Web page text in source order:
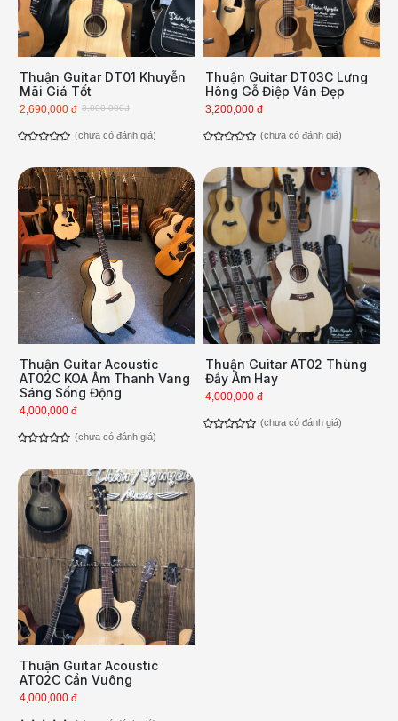
Thuận Guitar DT01 Khuyễn
Mãi Giá Tốt
3,000,000đ
2,690,000 đ
(chưa có đánh giá)
Thuận Guitar DT03C Lưng
Hông Gỗ Điệp Vân Đẹp
3,200,000 đ
(chưa có đánh giá)
Thuận Guitar Acoustic
AT02C KOA Âm Thanh Vang
Sáng Sống Động
4,000,000 đ
(chưa có đánh giá)
Thuận Guitar AT02 Thùng
Đầy Âm Hay
4,000,000 đ
(chưa có đánh giá)
Thuận Guitar Acoustic
AT02C Cần Vuông
4,000,000 đ